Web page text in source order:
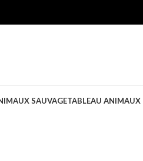
SAUVAGETABLEAU ANIMAUX